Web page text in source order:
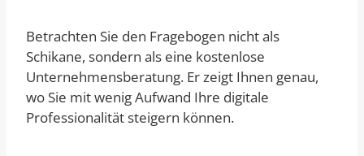
Betrachten Sie den Fragebogen nicht als
Schikane, sondern als eine kostenlose
Unternehmensberatung. Er zeigt Ihnen genau,
wo Sie mit wenig Aufwand Ihre digitale
Professionalität steigern können.